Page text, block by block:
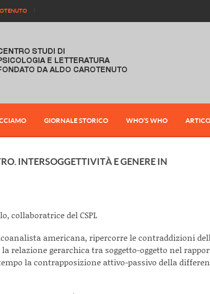
GIORNALE STORICO WHO’S WHO
INTERSOGGETTIVITÀ E GENERE IN
collaboratrice del CSPL
americana, ripercorre le contraddizioni
relazione gerarchica tra soggetto-oggetto nel
la contrapposizione attivo-passivo della